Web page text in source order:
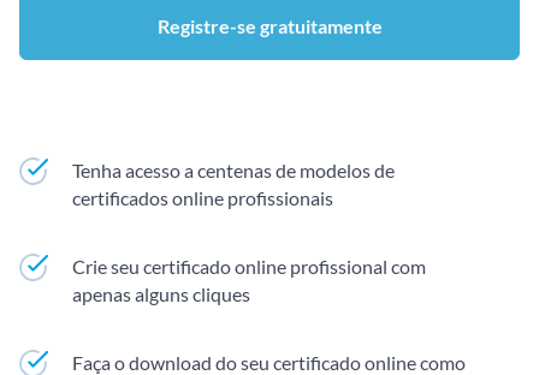
Registre-se gratuitamente
Tenha acesso a centenas de modelos de
certificados online profissionais
Crie seu certificado online profissional com
apenas alguns cliques
Faça o download do seu certificado online como